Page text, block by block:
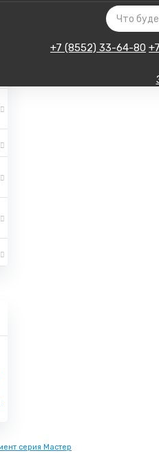
+7 (8552) 33-64-80
серия Мастер